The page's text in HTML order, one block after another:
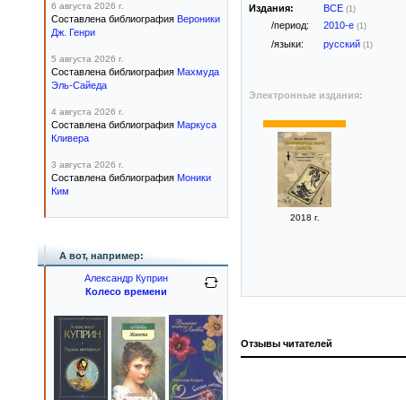
Издания: ВСЕ (1)
/период: 2010-е (1)
/языки: русский (1)
Электронные издания:
2018 г.
Отзывы читателей
6 августа 2026 г.
Составлена библиография Вероники
Дж. Генри
5 августа 2026 г.
Составлена библиография Махмуда
Эль-Сайеда
4 августа 2026 г.
Составлена библиография Маркуса
Кливера
3 августа 2026 г.
Составлена библиография Моники
Ким
А вот, например:
Александр Куприн
Колесо времени